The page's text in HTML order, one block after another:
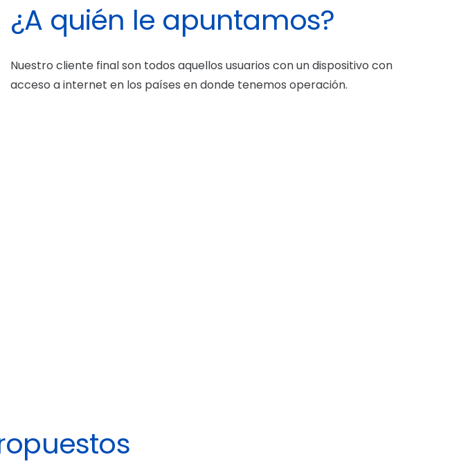
¿A quién le apuntamos?
Nuestro cliente final son todos aquellos usuarios con un dispositivo con
acceso a internet en los países en donde tenemos operación.